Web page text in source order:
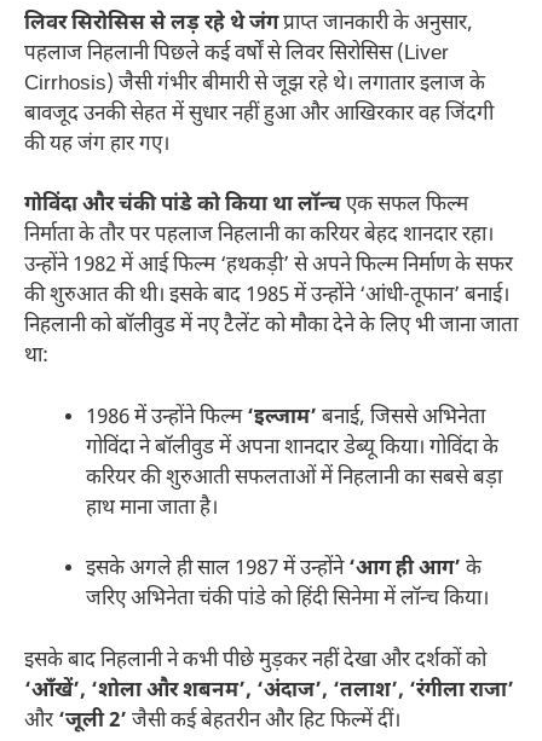
लिवर सिरोसिस से लड़ रहे थे जंगप्राप्त जानकारी के अनुसार,
पहलाज निहलानी पिछले कई वर्षों से लिवर सिरोसिस (Liver
Cirrhosis) जैसी गंभीर बीमारी से जूझ रहे थे। लगातार इलाज के
बावजूद उनकी सेहत में सुधार नहीं हुआ और आखिरकार वह जिंदगी
की यह जंग हार गए।
गोविंदा और चंकी पांडे को किया था लॉन्चएक सफल फिल्म
निर्माता के तौर पर पहलाज निहलानी का करियर बेहद शानदार रहा।
उन्होंने 1982 में आई फिल्म ‘हथकड़ी’ से अपने फिल्म निर्माण के सफर
की शुरुआत की थी। इसके बाद 1985 में उन्होंने ‘आंधी-तूफान’ बनाई।
निहलानी को बॉलीवुड में नए टैलेंट को मौका देने के लिए भी जाना जाता
था:
1986 में उन्होंने फिल्म‘इल्जाम’ बनाई, जिससे अभिनेता
गोविंदा ने बॉलीवुड में अपना शानदार डेब्यू किया। गोविंदा के
करियर की शुरुआती सफलताओं में निहलानी का सबसे बड़ा
हाथ माना जाता है।
इसके अगले ही साल 1987 में उन्होंने‘आग ही आग’ के
जरिए अभिनेता चंकी पांडे को हिंदी सिनेमा में लॉन्च किया।
इसके बाद निहलानी ने कभी पीछे मुड़कर नहीं देखा और दर्शकों को
‘आँखें’, ‘शोला और शबनम’, ‘अंदाज’, ‘तलाश’, ‘रंगीला राजा’
और‘जूली 2’ जैसी कई बेहतरीन और हिट फिल्में दीं।